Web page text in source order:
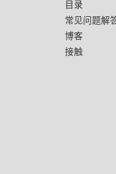
目录
常见问题解
博客
接触